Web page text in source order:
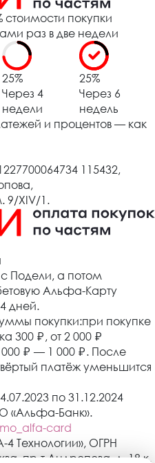
стоимости покупки
раз в две недели
25%
Через 4
недели
25%
Через 6
недель
и процентов — как
115432,
9/XIV/1.
с Подели, а потом
Альфа-Карту
дней.
покупки:при покупке
300 ₽ , от 2 000 ₽
₽ — 1 000 ₽. После
платёж уменьшится
по 31.12.2024
«Альфа-Банк».
card
Технологии», ОГРН
пр-т Андропова, д. 18 к.